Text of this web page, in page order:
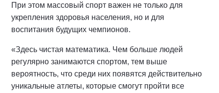
При этом массовый спорт важен не только для
укрепления здоровья населения, но и для
воспитания будущих чемпионов.
«Здесь чистая математика. Чем больше людей
регулярно занимаются спортом, тем выше
вероятность, что среди них появятся действительно
уникальные атлеты, которые смогут пройти все